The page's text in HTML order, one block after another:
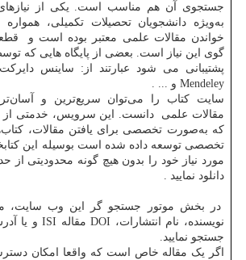
جستجوی آن هم مناسب است. یکی از
به‌ویژه دانشجویان تحصیلات تکمیلی،
خواندن مقالات علمی معتبر بوده است و
گوی این نیاز است. بعضی از پایگاه هایی که
پشتیبانی می شود عبارتند از: ساینس
Mendeley و ... .
سایت کتاب را می‌توان سریع‌ترین و
مقالات علمی دانست. این سرویس، خدمتی
که به‌صورت تخصصی برای یافتن مقالات،
تخصصی توسعه داده شده است بوسیله این
مورد نیاز خود را بدون هیچ گونه محدودیتی از
دانلود نمایید .
در بخش موتور جستجو گر این وب سایت، می
نویسنده، نام انتشارات، DOI مقاله
ISIو یا
جستجو نمایید.
اگر یک مقاله خاص است که واقعا امکان